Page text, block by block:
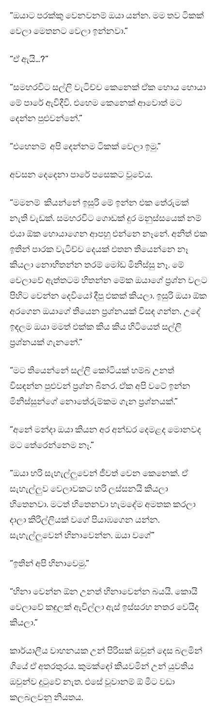
“ඔයාට පරක්කු වෙනවනම් ඔයා යන්න. මම තව ටිකක්
වෙලා මෙතනට වෙලා ඉන්නවා.”
“ඒ ඇයි…?”
“සමහරවිට සල්ලි වැටිච්ච කෙනෙක් ඒක හොය හොයා
මේ පාරේ ඇවිදීවි. එහෙම කෙනෙක් ආවොත් මට
දෙන්න පුළුවන්නේ.”
“එහෙනම් අපි දෙන්නම ටිකක් වෙලා ඉමු.”
අවසන දෙදෙනා පාරේ පසෙකට වූවේය.
“මමනම් කියන්නේ ඉසුරි මේ ඉන්න එක තේරුමක්
නැති වැඩක්. සමහරවිට ගොඩක් දුර මනුස්සයෙක් නම්
එයා ඕක හොයාගෙන ආපහු එන්නෙ නෑනේ. අනිත් එක
ඉතින් පාරක වැටිච්ච දෙයක් එතන තියෙන්නෙ නෑ
කියලා නොහිතන්න තරම් මෝඩ මිනිස්සු නෑ. මේ
වෙලාවේ ඇත්තටම හිතන්න මේක ඔයාගේ ප්‍රශ්න වලට
පිහිට වෙන්න දෙවියෝ දීපු එකක් කියලා. ඉසුරි ඔයා ඕක
අරගෙන ඔයාගේ තියෙන ප්‍රශ්නයක් විසඳ ගන්න. උදේ
ඉඳලම ඔයා මමත් එක්ක කිය කිය හිටියෙත් සල්ලි
ප්‍රශ්නයක් ගැනනේ.”
“මට තියෙන්නේ සල්ලි කෝටියක් හම්බ උනත්
විසඳන්න පුළුවන් ප්‍රශ්න බිනර. ඒක අපි වටේ ඉන්න
මිනිස්සුන්ගේ නොතේරුම්කම ගැන ප්‍රශ්නයක්.”
“අනේ මන්දා ඔයා කියන අර අන්ඩර දෙමළද මොනවද
මට තේරෙන්නෙම නෑ.”
“ඔයා හරි සැහැල්ලුවෙන් ජීවත් වෙන කෙනෙක්. ඒ
සැහැල්ලුව වෙලාවකට හරි ලස්සනයි කියලා
හිතෙනවා. මටත් හිතෙනවා හැමදේම අමතක කරලා
දාලා කිරිල්ලියක් වගේ පියාඹගෙන යන්න.
සැහැල්ලුවෙන් හිනාවෙන්න. ඔයා වගේ”
“ඉතින් අපි හිනාවෙමු.”
“හිනා වෙන්න ඕන උනත් හිනාවෙන්න බයයි. කොයි
වෙලාවේ කඳුලක් ඇවිල්ලා ඇස් ඉස්සරහ නතර වෙයිද
කියලා.”
කාර්යාලීය වාහනයක උන් පිරිසක් ඔවුන් දෙස බලමින්
ගියේ ඒ අතරතුරය. කුමක්දෝ කියවමින් උන් යුවතිය
ඔවුන්ව දුටුවේ නැත. එසේ වූවානම් ඕ මීට වඩා
කලබලවනු නියතය.